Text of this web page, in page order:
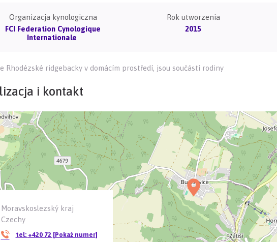
Organizacja kynologiczna
FCI Federation Cynologique
Internationale
Rok utworzenia
2015
Rhodézské ridgebacky v domácím prostředí, jsou součástí rodiny
i kontakt
Moravskoslezský kraj
Czechy
tel: +420 72 [Pokaż numer]